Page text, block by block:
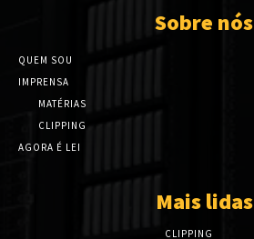
Sobre nós
QUEM SOU
IMPRENSA
MATÉRIAS
CLIPPING
AGORA É LEI
Mais lidas
CLIPPING